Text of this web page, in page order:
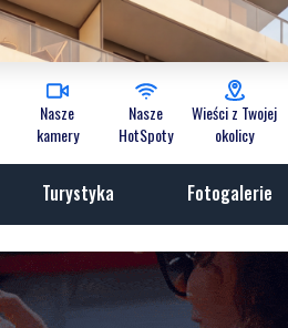
Nasze
kamery
Nasze
HotSpoty
Wieści z Twojej
okolicy
Turystyka Fotogalerie